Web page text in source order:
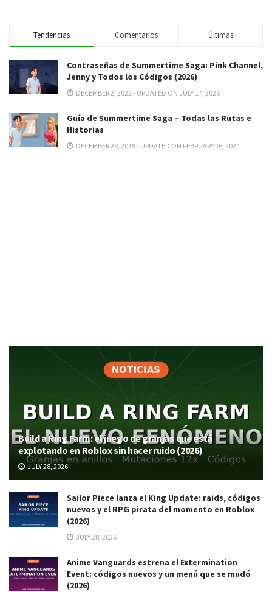
Tendencias Comentarios Últimas
Contraseñas de Summertime Saga: Pink Channel,
Jenny y Todos los Códigos (2026)
DECEMBER 2, 2022 - UPDATED ON JULY 17, 2026
Guía de Summertime Saga – Todas las Rutas e
Historias
DECEMBER 28, 2019 - UPDATED ON FEBRUARY 26, 2024
Build a Ring Farm: el juego de granjas que está
explotando en Roblox sin hacer ruido (2026)
JULY 28, 2026
Sailor Piece lanza el King Update: raids, códigos
nuevos y el RPG pirata del momento en Roblox
(2026)
JULY 28, 2026
Anime Vanguards estrena el Extermination
Event: códigos nuevos y un menú que se mudó
(2026)